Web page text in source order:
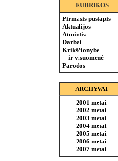
RUBRIKOS
Pirmasis puslapis
Aktualijos
Atmintis
Darbai
Krikščionybė
ir visuomenė
Parodos
ARCHYVAI
2001 metai
2002 metai
2003 metai
2004 metai
2005 metai
2006 metai
2007 metai